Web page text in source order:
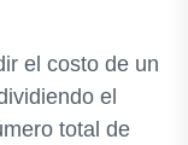
el costo de un
el
total de